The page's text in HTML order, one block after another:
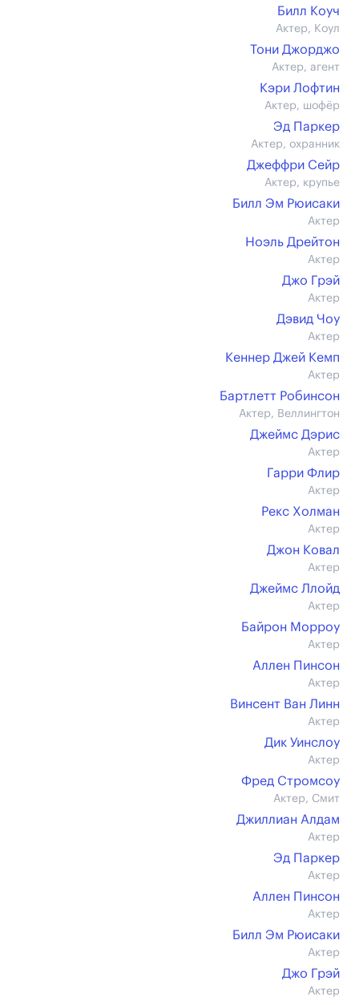
Билл Коуч
Актер, Коул
Тони Джорджо
Актер, агент
Кэри Лофтин
Актер, шофёр
Эд Паркер
Актер, охранник
Джеффри Сейр
Актер, крупье
Билл Эм Рюисаки
Актер
Ноэль Дрейтон
Актер
Джо Грэй
Актер
Дэвид Чоу
Актер
Кеннер Джей Кемп
Актер
Бартлетт Робинсон
Актер, Веллингтон
Джеймс Дэрис
Актер
Гарри Флир
Актер
Рекс Холман
Актер
Джон Ковал
Актер
Джеймс Ллойд
Актер
Байрон Морроу
Актер
Аллен Пинсон
Актер
Винсент Ван Линн
Актер
Дик Уинслоу
Актер
Фред Стромсоу
Актер, Смит
Джиллиан Алдам
Актер
Эд Паркер
Актер
Аллен Пинсон
Актер
Билл Эм Рюисаки
Актер
Джо Грэй
Актер